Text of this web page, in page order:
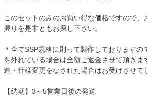
このセットのみのお買い得な価格ですので、
握りを是非ともお探し下さい。
＊全てSSP規格に則って製作しておりますの
を外れている場合は全額ご返金させて頂きま
造・仕様変更をなされた場合はお受けさせて
【納期】3～5営業日後の発送